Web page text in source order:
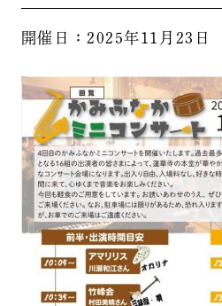
開催日：2025年11月23日